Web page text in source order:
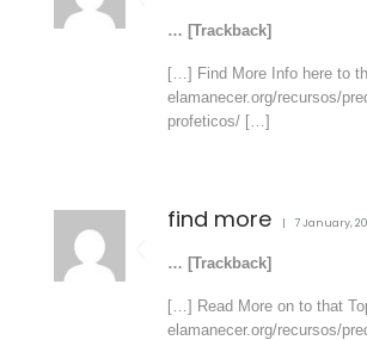
… [Trackback]
[…] Find More Info here to
elamanecer.org/recursos/
profeticos/ […]
find more 7 January,
… [Trackback]
[…] Read More on to that
elamanecer.org/recursos/